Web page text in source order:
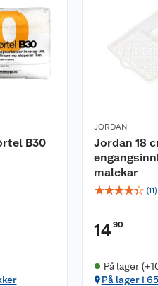
B30
JORDAN
Jordan 18
malekar
☆☆☆☆☆ (11)
1490
På lager
På lager i